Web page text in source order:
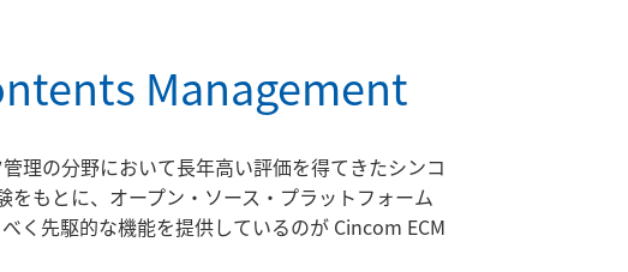
Management
理の分野において長年高い評価を得てきたシンコ
をもとに、オープン・ソース・プラットフォーム
く先駆的な機能を提供しているのが Cincom ECM